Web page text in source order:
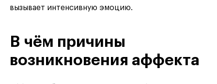
вызывает интенсивную эмоцию.
В чём причины
возникновения аффекта